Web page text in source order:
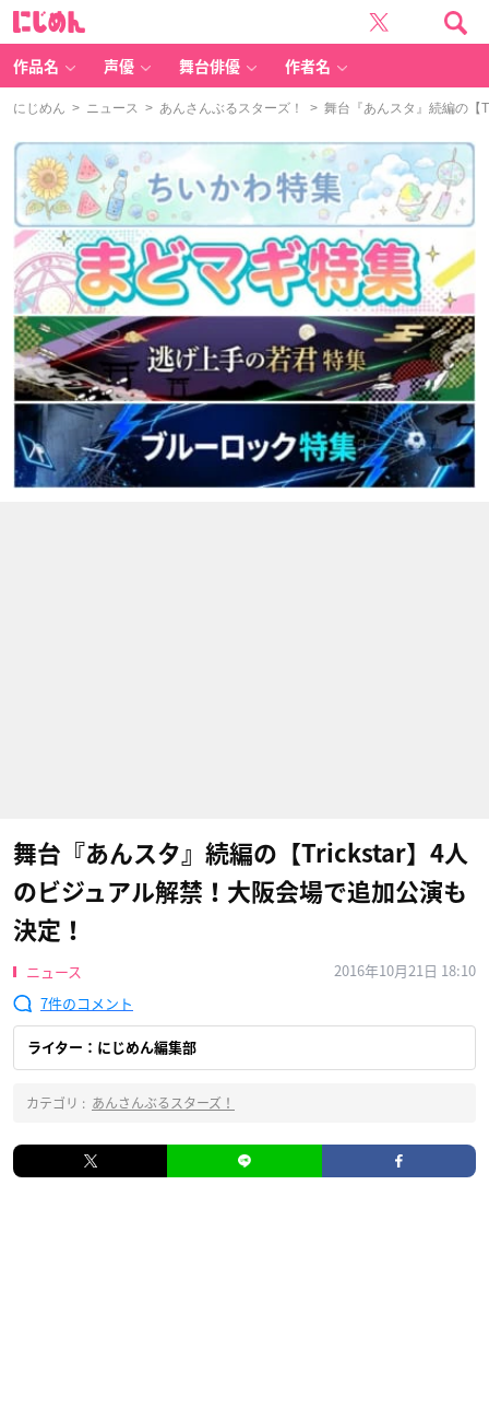
作品名 声優 舞台俳優 作者名
にじめん > ニュース > あんさんぶるスターズ！ > 舞台『あんスタ』続編の【
舞台『あんスタ』続編の【Trickstar】4人
のビジュアル解禁！大阪会場で追加公演も
決定！
ニュース
2016年10月21日 18:10
7
ライター：にじめん編集部
カテゴリ : あんさんぶるスターズ！